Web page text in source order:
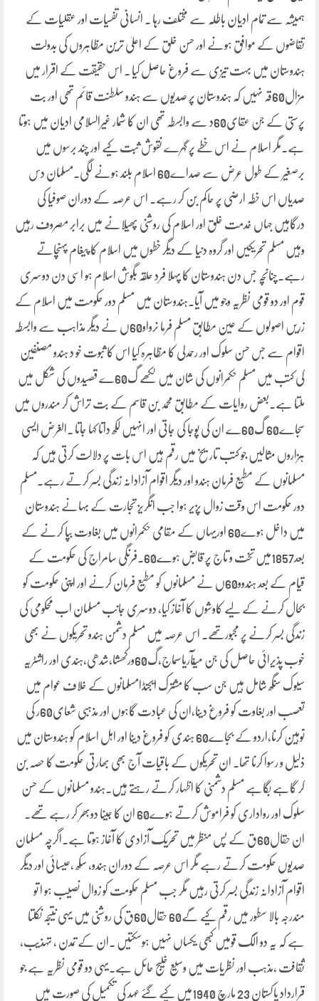
ہمیشہ سے تمام ادیان باطلہ سے مختلف رہا ۔ انسانی تفسیات اور عقلیات کے
تقاضوں کے موافق ہونے اور حسن خلق کے اعلیٰ ترین مظاہروں کی بدولت
ہندوستان میں بہت تیزی سے فروغ حاصل کیا ۔ اس حقیقت کے اقرار میں
مزال60قہ نہیں کہ ہندوستان پر صدیوں سے ہندو سلطنت قائم تھی اور بت
پرستی کے جن عقای60د سے وابسطہ تھی ان کا شمار غیرالسلامی ادیان میں ہوتا
ہے۔مگر اسلام نے اس خطے پر گہرے نقوش ثبت کیے اور چند برسوں میں
برصغیر کے طول عرض سے صداے60 اسلام بلند ہونے لگی۔مسلمان دس
صدیاں اس خطہ ارضی پر حاکم بن کر رہے۔ اس عرصہ کے دوران صوفیا کی
درگاہیں جہاں خدمت خلق اور اسلام کی روشنی پھیلانے میں برابر مصروف رہیں
وہیں مسلم تحریکیں اور گروہ دنیا کے دیگر خطوں میں اسلام کا پیغام پہنچاتے
رہے۔چنانچہ جس دن ہندوستان کا پہلا فرد حلقہ بگوش اسلام ہو اسی دن دوسری
قوم اور دو قومی نظریہ وجو میں آیا۔ہندوستان میں مسلم دور حکومت میں اسلام کے
زریں اصولوں کے عین مطابق مسلم فرما نرواو60ں نے دیگر مذاہب سے وابسطہ
اقوام سے جس حسن سلوک اور رحمدلی کا مظاہرہ کیا اس کا ثبوت خو د ہندو مصنفین
کی کتب میں مسلم حکمرانوں کی شان میں لکھے گ60ے قصیدوں کی شکل میں
ملتا ہے۔بعض روایات کے مطابق محمد بن قاسم کے بت تراش کر مندروں میں
سجاے60 گ60ے ان کی پوجا کی جاتی اور انہیں لکھ داتا کہا جاتا ۔الغرض ایسی
ہزاروں مثالیں جو کتب تاریخ میں رقم ہیں اس بات پر دلالت کرتی ہیں کہ
مسلمانوں کے مطیع فرمان ہندو اور دیگر اقوام آزادانہ زندگی بسر کرتے رہے۔مسلم
دور حکومت اس وقت زوال پزیر ہوا جب انگریز تجارت کے بہانے ہندوستان
میں داخل ہوے60 اوریہاں کے مقامی حکمرانوں میں بغاوت بپا کرنے کے
بعد1857میں تخت و تاج پر قابض ہوے60۔فرنگی سامراج کی حکومت کے
قیام کے بعد ہندوو60ں نے مسلمانوں کو مطیع فرمان کرنے اور اپنی حکومت کو
بحال کرنے کے لیے کاوشوں کا آغاز کیا، دوسری جانب مسلمان اب محکومی کی
زندگی بسر کرنے پر مجبورتھے۔ اس عرصہ میں مسلم دشمن ہندو تحریکوں نے بھی
خوب پذیرائی حاصل کی جن میںآریاسماج،گ60ورکھشا،شدھی،ہندی اور راشٹریہ
سیوک سنگھ شامل ہیں جن سب کا مشترک ایجنڈامسلمانوں کے خلاف عوام میں
تعصب اور بغاوت کو فروغ دینا،ان کی عبادت گاہوں اور مذہبی شعای60ر کی
توہین کرنا،اردو کے بجاے60 ہندی کو فروغ دینا اور اہل اسلام کو ہندوستان میں
ذلیل و رسوا کرنا تھا۔ ان تحریکوں کے باقیات آج بھی بھارتی حکومت کا حصہ بن
کر گاہے بگاہے مسلم دشمنی کا اظہار کرتے رہتے ہیں۔ہندو مسلمانوں کے حسن
سلوک اور رواداری کو فراموش کرتے ہوے60 ان کا جینا دوبھر کر رہے تھے۔
ان حقال60ق کے پس منظر میں تحریک آزادی کا آغاز ہوتا ہے۔اگرچہ مسلمان
صدیوں حکومت کرتے رہے مگر اس عرصہ کے دوران ہندو، سکھ ،عیسائی اور دیگر
اقوام آزادانہ زندگی بسر کرتی رہیں مگر جب مسلم حکومت کو زوال نصیب ہو ا تو
مندرجہ بالا سطور میں رقم کیے گے60 حقال60ق کی روشنی میں یہی نتیجہ نکلتا
ہے کہ یہ دو الگ قومیں کبھی یکساں نہیں ہوسکتیں ۔ان کے تمدن ، تہذیب،
ثقافت ،مذہب اور نظریات میں وسیع خلیج حائل ہے۔یہی دو قومی نظریہ ہے جو
قرارداد پاکستان 23 مارچ 1940میں کیے گئے عہد کی تکمیل کی صورت میں